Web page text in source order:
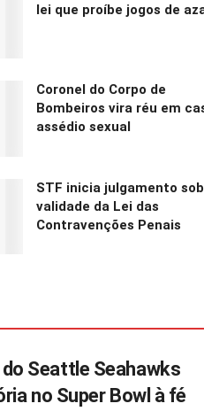
lei que proíbe jogos de
Coronel do Corpo de
Bombeiros vira réu em
assédio sexual
STF inicia julgamento
validade da Lei das
Contravenções Penais
Seattle Seahawks
no Super Bowl à fé